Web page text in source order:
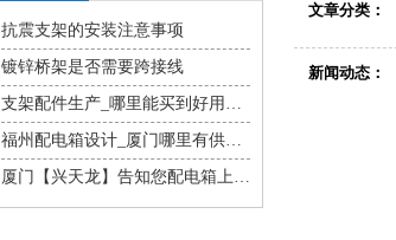
文章分类：
新闻动态：
抗震支架的安装注意事项
镀锌桥架是否需要跨接线
支架配件生产_哪里能买到好用的抗震支架
福州配电箱设计_厦门哪里有供应质量好的配电箱
厦门【兴天龙】告知您配电箱上的“生命安全键”，记得每月按一次！